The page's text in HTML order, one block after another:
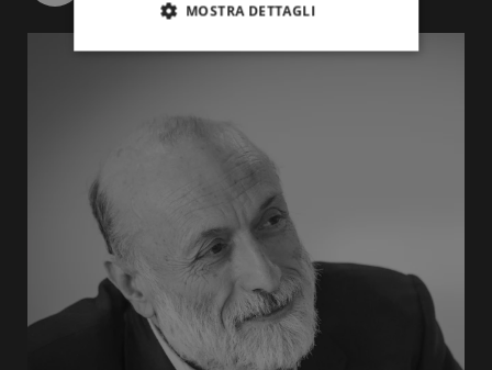
MOSTRA DETTAGLI